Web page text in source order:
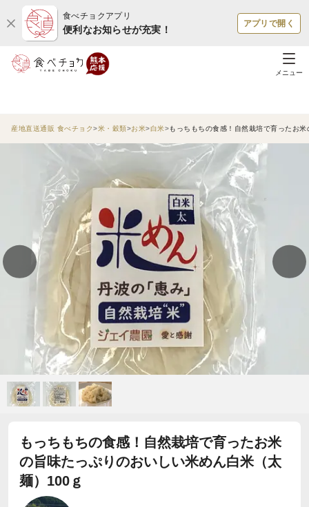
食べチョクアプリ
便利なお知らせが充実！
アプリで開く
メニュー
産地直送通販 食べチョク 米・穀類 お米 白米 もっちもちの食感！自然栽培で育ったお
もっちもちの食感！自然栽培で育ったお米
の旨味たっぷりのおいしい米めん白米（太
麺）100ｇ